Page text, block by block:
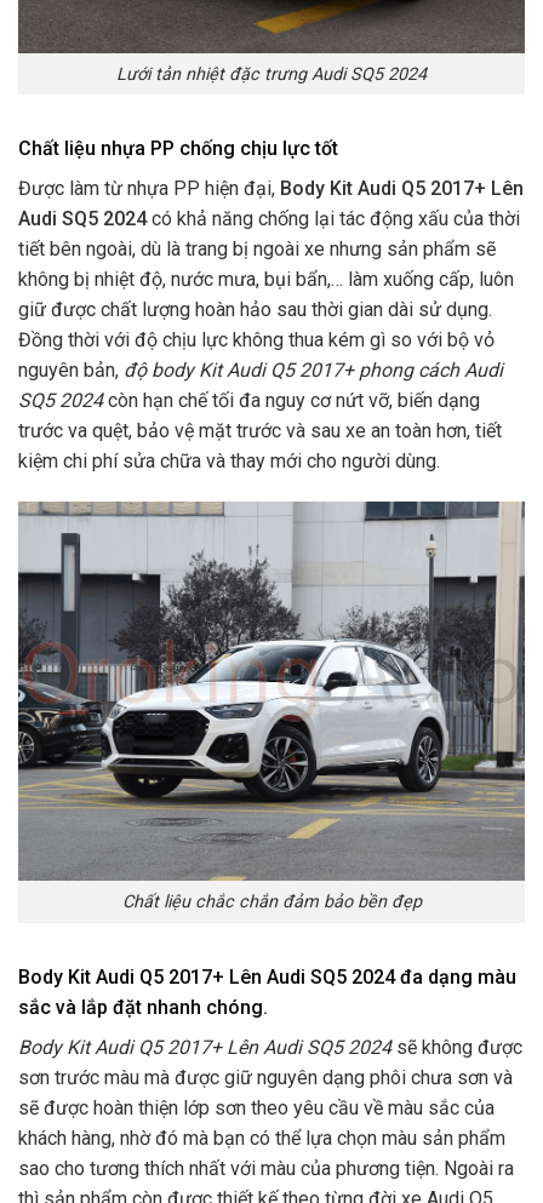
Lưới tản nhiệt đặc trưng Audi SQ5 2024
Chất liệu nhựa PP chống chịu lực tốt
Được làm từ nhựa PP hiện đại, Body Kit Audi Q5 2017+ Lên
Audi SQ5 2024có khả năng chống lại tác động xấu của thời
tiết bên ngoài, dù là trang bị ngoài xe nhưng sản phẩm sẽ
không bị nhiệt độ, nước mưa, bụi bẩn,… làm xuống cấp, luôn
giữ được chất lượng hoàn hảo sau thời gian dài sử dụng.
Đồng thời với độ chịu lực không thua kém gì so với bộ vỏ
nguyên bản, độ body Kit Audi Q5 2017+ phong cách Audi
SQ5 2024còn hạn chế tối đa nguy cơ nứt vỡ, biến dạng
trước va quệt, bảo vệ mặt trước và sau xe an toàn hơn, tiết
kiệm chi phí sửa chữa và thay mới cho người dùng.
Chất liệu chắc chắn đảm bảo bền đẹp
Body Kit Audi Q5 2017+ Lên Audi SQ5 2024 đa dạng màu
sắc và lắp đặt nhanh chóng.
Body Kit Audi Q5 2017+ Lên Audi SQ5 2024 sẽ không được
sơn trước màu mà được giữ nguyên dạng phôi chưa sơn và
sẽ được hoàn thiện lớp sơn theo yêu cầu về màu sắc của
khách hàng, nhờ đó mà bạn có thể lựa chọn màu sản phẩm
sao cho tương thích nhất với màu của phương tiện. Ngoài ra